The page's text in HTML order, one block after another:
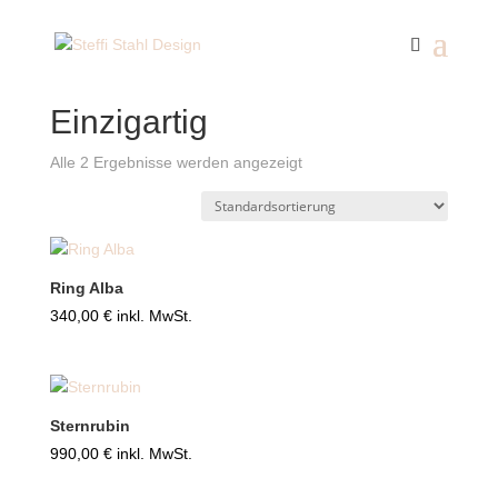
Einzigartig
Alle 2 Ergebnisse werden angezeigt
Ring Alba
340,00 € inkl. MwSt.
Sternrubin
990,00 € inkl. MwSt.